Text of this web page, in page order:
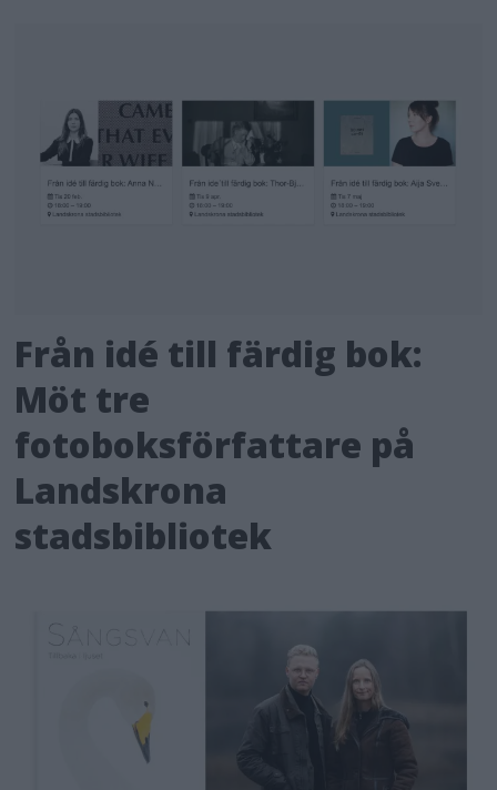
Från idé till färdig bok:
Möt tre
fotoboksförfattare på
Landskrona
stadsbibliotek